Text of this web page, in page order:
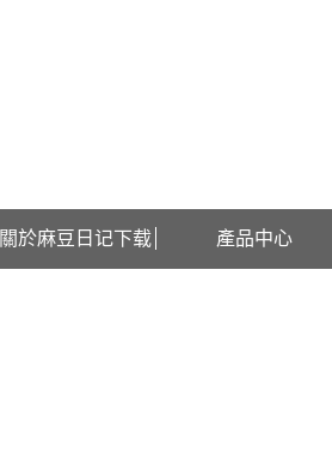
關於麻豆日记下载 產品中心